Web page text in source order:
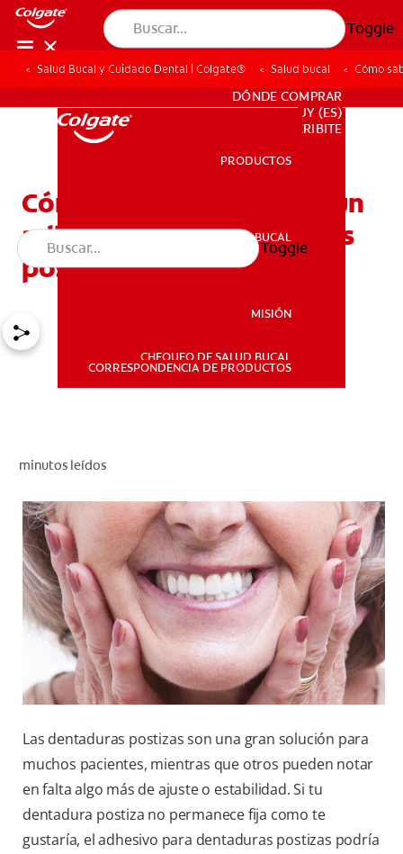
Toggle
SALUD BUCAL
PARA PROFESIONALES
DÓNDE COMPRAR
UY (ES)
SUSCRIBITE
PARA PROFESIONALES
DÓNDE COMPRAR
UY (ES)
SUSCRIBITE
PRODUCTOS
SALUD BUCAL
MISIÓN
CHEQUEO DE SALUD BUCAL
CORRESPONDENCIA DE PRODUCTOS
Toggle
Salud Bucal y Cuidado Dental | Colgate® Salud bucal Cómo
Cómo saber si necesitás un
adhesivo para dentaduras
postizas
minutos leídos
Las dentaduras postizas son una gran solución para
muchos pacientes, mientras que otros pueden notar
en falta algo más de ajuste o estabilidad. Si tu
dentadura postiza no permanece fija como te
gustaría, el adhesivo para dentaduras postizas podría